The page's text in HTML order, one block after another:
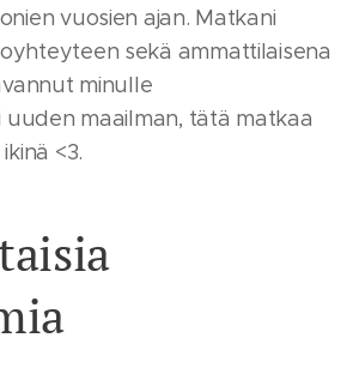
vuosien ajan. Matkani
sekä ammattilaisena
minulle
uuden maailman, tätä matkaa
<3.